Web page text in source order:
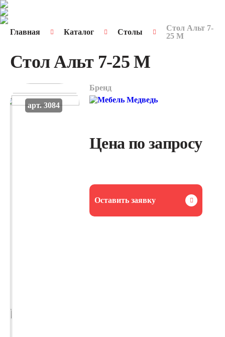
Главная Каталог Столы
Стол Альт 7-
25 М
Стол Альт 7-25 М
арт. 3084
Бренд
Цена по запросу
Оставить заявку